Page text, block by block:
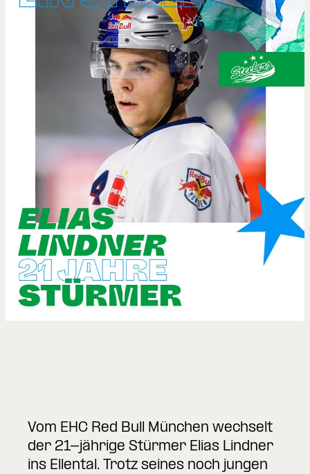
Vom EHC Red Bull München wechselt
der 21-jährige Stürmer Elias Lindner
ins Ellental. Trotz seines noch jungen